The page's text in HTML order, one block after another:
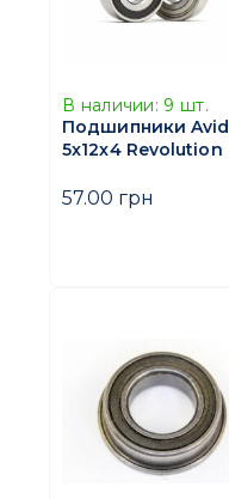
В наличии: 9 шт.
Подшипники Avid
5x12x4 Revolution
57.00 грн